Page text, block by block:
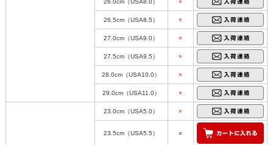
26.0cm（USA8.0） ×
26.5cm（USA8.5） ×
27.0cm（USA9.0） ×
27.5cm（USA9.5） ×
28.0cm（USA10.0） ×
29.0cm（USA11.0） ×
23.0cm（USA5.0） ×
23.5cm（USA5.5） ○